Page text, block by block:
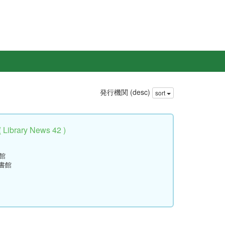
発行機関 (desc) sort
News 42 )
館